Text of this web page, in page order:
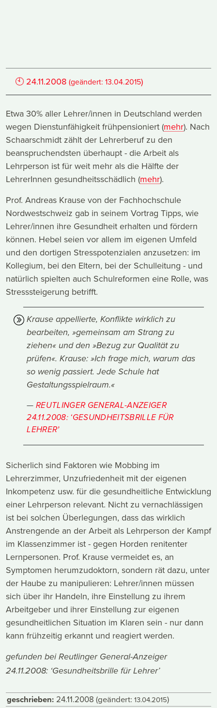
🕙 24.11.2008 (geändert:13.04.2015)
Etwa 30% aller Lehrer/innen in Deutschland werden
wegen Dienstunfähigkeit frühpensioniert (mehr). Nach
Schaarschmidt zählt der Lehrerberuf zu den
beanspruchendsten überhaupt - die Arbeit als
Lehrperson ist für weit mehr als die Hälfte der
LehrerInnen gesundheitsschädlich (mehr).
Prof. Andreas Krause von der Fachhochschule
Nordwestschweiz gab in seinem Vortrag Tipps, wie
Lehrer/innen ihre Gesundheit erhalten und fördern
können. Hebel seien vor allem im eigenen Umfeld
und den dortigen Stresspotenzialen anzusetzen: im
Kollegium, bei den Eltern, bei der Schulleitung - und
natürlich spielten auch Schulreformen eine Rolle, was
Stresssteigerung betrifft.
Krause appellierte, Konflikte wirklich zu
bearbeiten, »gemeinsam am Strang zu
ziehen« und den »Bezug zur Qualität zu
prüfen«. Krause: »Ich frage mich, warum das
so wenig passiert. Jede Schule hat
Gestaltungsspielraum.«
REUTLINGER GENERAL-ANZEIGER
24.11.2008: ‘GESUNDHEITSBRILLE FÜR
LEHRER’
Sicherlich sind Faktoren wie Mobbing im
Lehrerzimmer, Unzufriedenheit mit der eigenen
Inkompetenz usw. für die gesundheitliche Entwicklung
einer Lehrperson relevant. Nicht zu vernachlässigen
ist bei solchen Überlegungen, dass das wirklich
Anstrengende an der Arbeit als Lehrperson der Kampf
im Klassenzimmer ist - gegen Horden renitenter
Lernpersonen. Prof. Krause vermeidet es, an
Symptomen herumzudoktorn, sondern rät dazu, unter
der Haube zu manipulieren: Lehrer/innen müssen
sich über ihr Handeln, ihre Einstellung zu ihrem
Arbeitgeber und ihrer Einstellung zur eigenen
gesundheitlichen Situation im Klaren sein - nur dann
kann frühzeitig erkannt und reagiert werden.
gefunden beiReutlinger General-Anzeiger
24.11.2008: ‘Gesundheitsbrille für Lehrer’
geschrieben: 24.11.2008 (geändert: 13.04.2015)